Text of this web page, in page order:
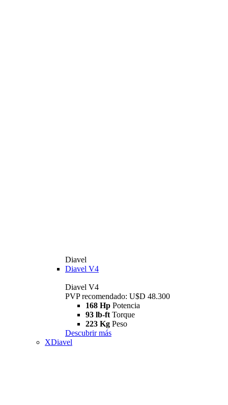
Diavel
Diavel V4
Diavel V4
PVP recomendado: U$D 48.300
168 Hp Potencia
93 lb-ft Torque
223 Kg Peso
Descubrir más
XDiavel